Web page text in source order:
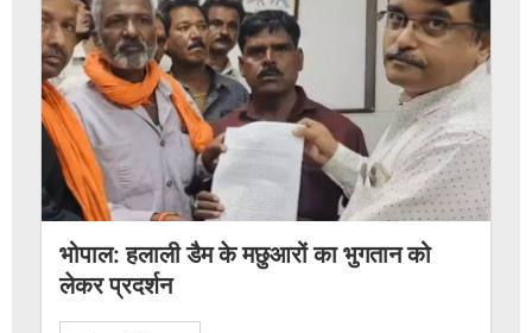
भोपाल: हलाली डैम के मछुआरों का भुगतान को
लेकर प्रदर्शन